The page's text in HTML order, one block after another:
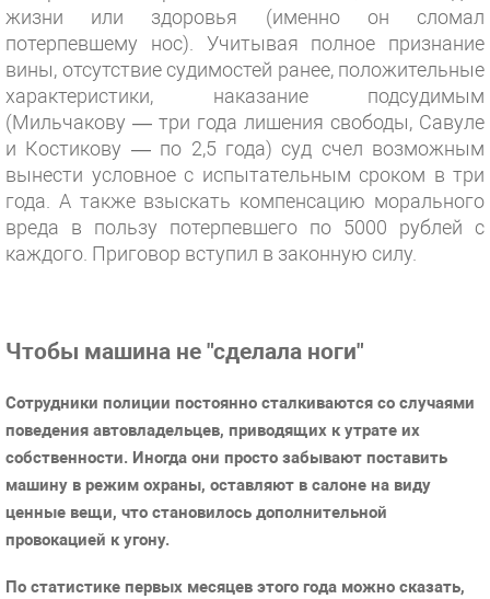
жизни или здоровья (именно он сломал
потерпевшему нос). Учитывая полное признание
вины, отсутствие судимостей ранее, положительные
характеристики, наказание подсудимым
(Мильчакову — три года лишения свободы, Савуле
и Костикову — по 2,5 года) суд счел возможным
вынести условное с испытательным сроком в три
года. А также взыскать компенсацию морального
вреда в пользу потерпевшего по 5000 рублей с
каждого. Приговор вступил в законную силу.
Чтобы машина не "сделала ноги"
Сотрудники полиции постоянно сталкиваются со случаями
поведения автовладельцев, приводящих к утрате их
собственности. Иногда они просто забывают поставить
машину в режим охраны, оставляют в салоне на виду
ценные вещи, что становилось дополнительной
провокацией к угону.
По статистике первых месяцев этого года можно сказать,